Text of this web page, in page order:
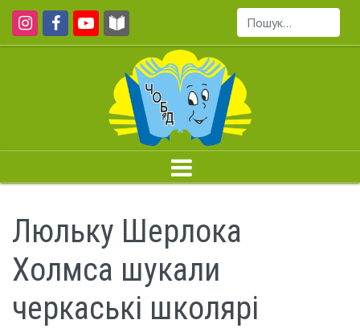
Пошук...
Люльку Шерлока
Холмса шукали
черкаські школярі